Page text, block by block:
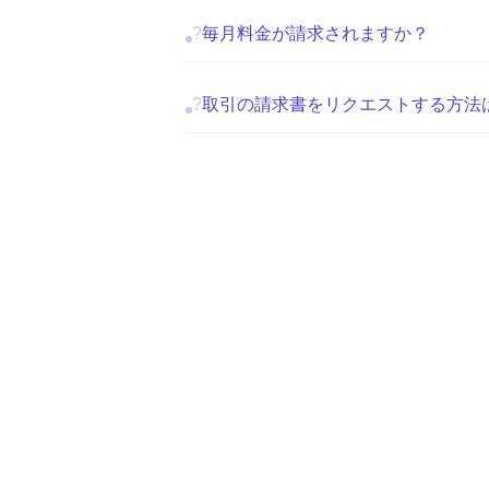
?毎月料金が請求されますか？
?取引の請求書をリクエストする方法